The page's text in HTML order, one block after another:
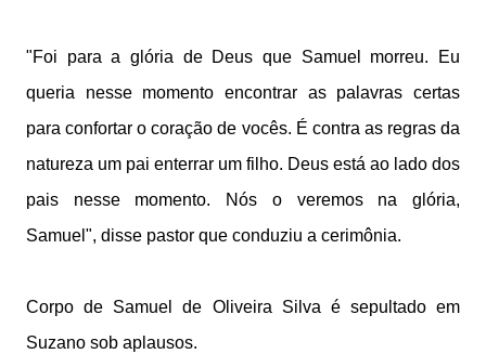
"Foi para a glória de Deus que Samuel morreu. Eu
queria nesse momento encontrar as palavras certas
para confortar o coração de vocês. É contra as regras da
natureza um pai enterrar um filho. Deus está ao lado dos
pais nesse momento. Nós o veremos na glória,
Samuel", disse pastor que conduziu a cerimônia.
Corpo de Samuel de Oliveira Silva é sepultado em
Suzano sob aplausos.